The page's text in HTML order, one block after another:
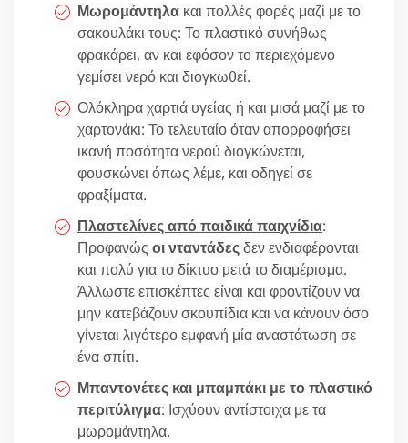
Μωρομάντηλα και πολλές φορές μαζί με το
σακουλάκι τους: Το πλαστικό συνήθως
φρακάρει, αν και εφόσον το περιεχόμενο
γεμίσει νερό και διογκωθεί.
Ολόκληρα χαρτιά υγείας ή και μισά μαζί με το
χαρτονάκι: Το τελευταίο όταν απορροφήσει
ικανή ποσότητα νερού διογκώνεται,
φουσκώνει όπως λέμε, και οδηγεί σε
φραξίματα.
Πλαστελίνες από παιδικά παιχνίδια:
Προφανώς οι νταντάδεςδεν ενδιαφέρονται
και πολύ για το δίκτυο μετά το διαμέρισμα.
Άλλωστε επισκέπτες είναι και φροντίζουν να
μην κατεβάζουν σκουπίδια και να κάνουν όσο
γίνεται λιγότερο εμφανή μία αναστάτωση σε
ένα σπίτι.
Μπαντονέτες και μπαμπάκι με το πλαστικό
περιτύλιγμα: Ισχύουν αντίστοιχα με τα
μωρομάντηλα.